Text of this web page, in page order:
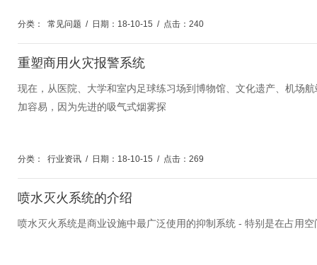
分类： 常见问题 / 日期：18-10-15 / 点击：240
重塑商用火灾报警系统
现在，从医院、大学和室内足球练习场到博物馆、文化遗产、机场
加容易，因为先进的吸气式烟雾探
分类： 行业资讯 / 日期：18-10-15 / 点击：269
喷水灭火系统的介绍
喷水灭火系统是商业设施中最广泛使用的抑制系统 - 特别是在占用